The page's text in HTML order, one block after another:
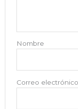
Nombre
Correo electrónico